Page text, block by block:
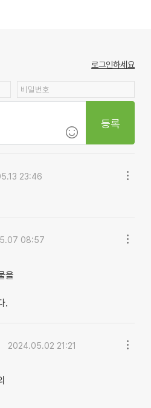
로그인하세요
등록
23:46
08:57
을
.
2024.05.02 21:21